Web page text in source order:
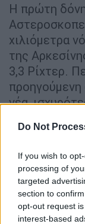
Do Not
If you wish to
processing of
targeted
section to
opt-out request
interest-based
Η πρώτη
χιλιόμετρα
της
3,3 Ρίχτερ.
προηγούμενη
νέα,
Ειδικότερα,
3,6 Ρίχτερ,
επίκεντρό
χιλιόμετρα
είχε